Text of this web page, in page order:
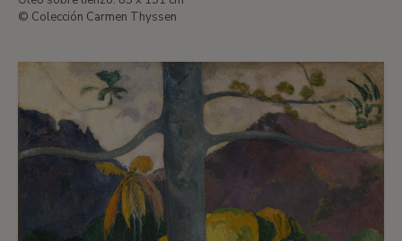
© Colección Carmen Thyssen